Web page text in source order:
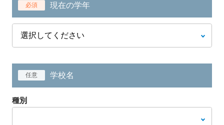
必須 現在の学年
任意 学校名
種別